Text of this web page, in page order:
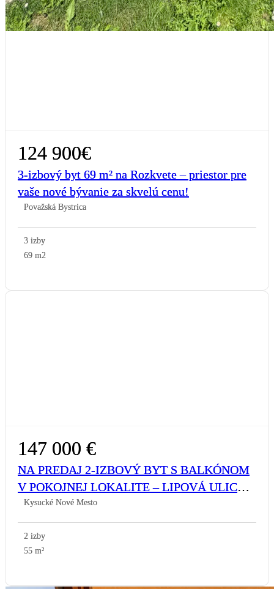
124 900€
3-izbový byt 69 m² na Rozkvete – priestor pre
vaše nové bývanie za skvelú cenu!
Považská Bystrica
3 izby
69 m2
147 000 €
NA PREDAJ 2-IZBOVÝ BYT S BALKÓNOM
V POKOJNEJ LOKALITE – LIPOVÁ ULICA,
KYSUCKÉ NOVÉ MESTO
Kysucké Nové Mesto
2 izby
55 m²